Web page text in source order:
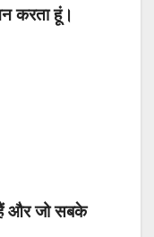
करता हूं।
हैं और जो सबके